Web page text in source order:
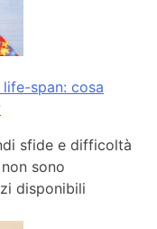
life-span: cosa
sfide e difficoltà
sono
disponibili